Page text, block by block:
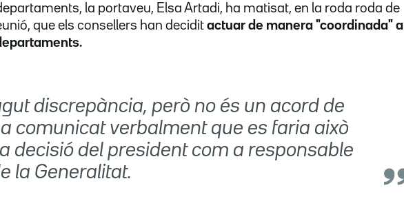
la portaveu, Elsa Artadi, ha matisat, en la roda roda de
que els consellers han decidit actuar de manera "coordinada" a
discrepància, però no és un acord de
comunicat verbalment que es faria això
decisió del president com a responsable
la Generalitat.